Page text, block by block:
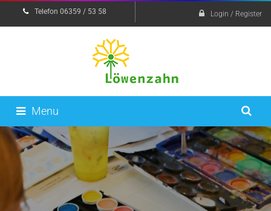
Telefon 06359 / 53 58 Login / Register
Menu